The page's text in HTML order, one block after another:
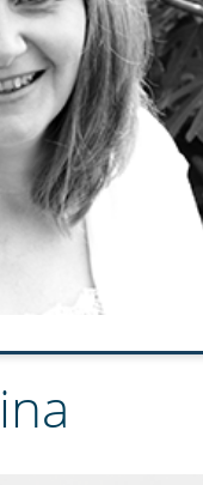
mich
zum Erfolg begleitet.
Produkten
diese Begeisterung kann
weitergeben.